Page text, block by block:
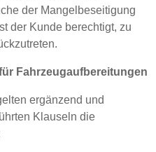
der Mangelbeseitigung
der Kunde berechtigt, zu
Fahrzeugaufbereitungen
ergänzend und
Klauseln die